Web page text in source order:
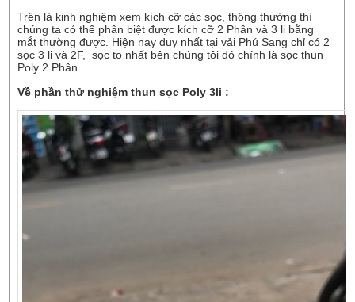
Trên là kinh nghiệm xem kích cỡ các sọc, thông thường thì
chúng ta có thể phân biệt được kích cỡ 2 Phân và 3 li bằng
mắt thường được. Hiện nay duy nhất tại vải Phú Sang chỉ có 2
sọc 3 li và 2F, sọc to nhất bên chúng tôi đó chính là sọc thun
Poly 2 Phân.
Về phần thử nghiệm thun sọc Poly 3li :